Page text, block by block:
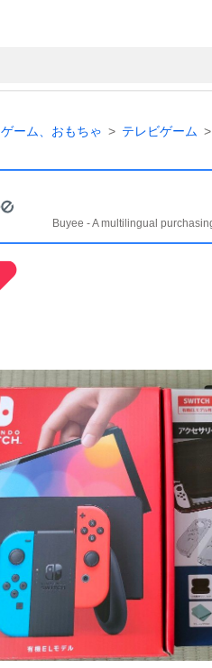
ゲーム、おもちゃ テレビゲーム
Buyee - A multilingual